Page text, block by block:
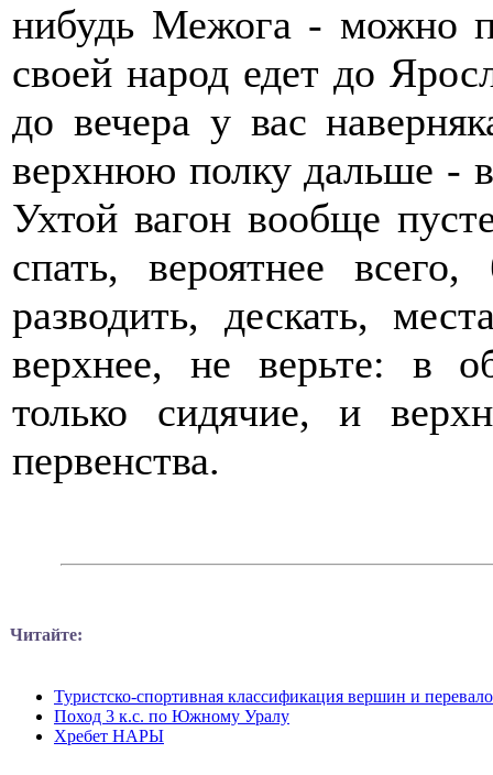
нибудь Межога - можно
своей народ едет до
до вечера у вас
верхнюю полку дальше -
Ухтой вагон вообще
спать, вероятнее
разводить, дескать,
верхнее, не верьте: в
только сидячие, и
первенства.
Читайте:
Туристско-спортивная классификация вершин и
Поход 3 к.с. по Южному Уралу
Хребет НАРЫ